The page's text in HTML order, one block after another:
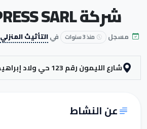
شركة SAV EXPRESS SARL
مسجل منذ 3 سنوات فيالتأثيث المنزلي
شارع الليمون رقم 123 حي ولاد إبراهيم _الناظور
عن النشاط